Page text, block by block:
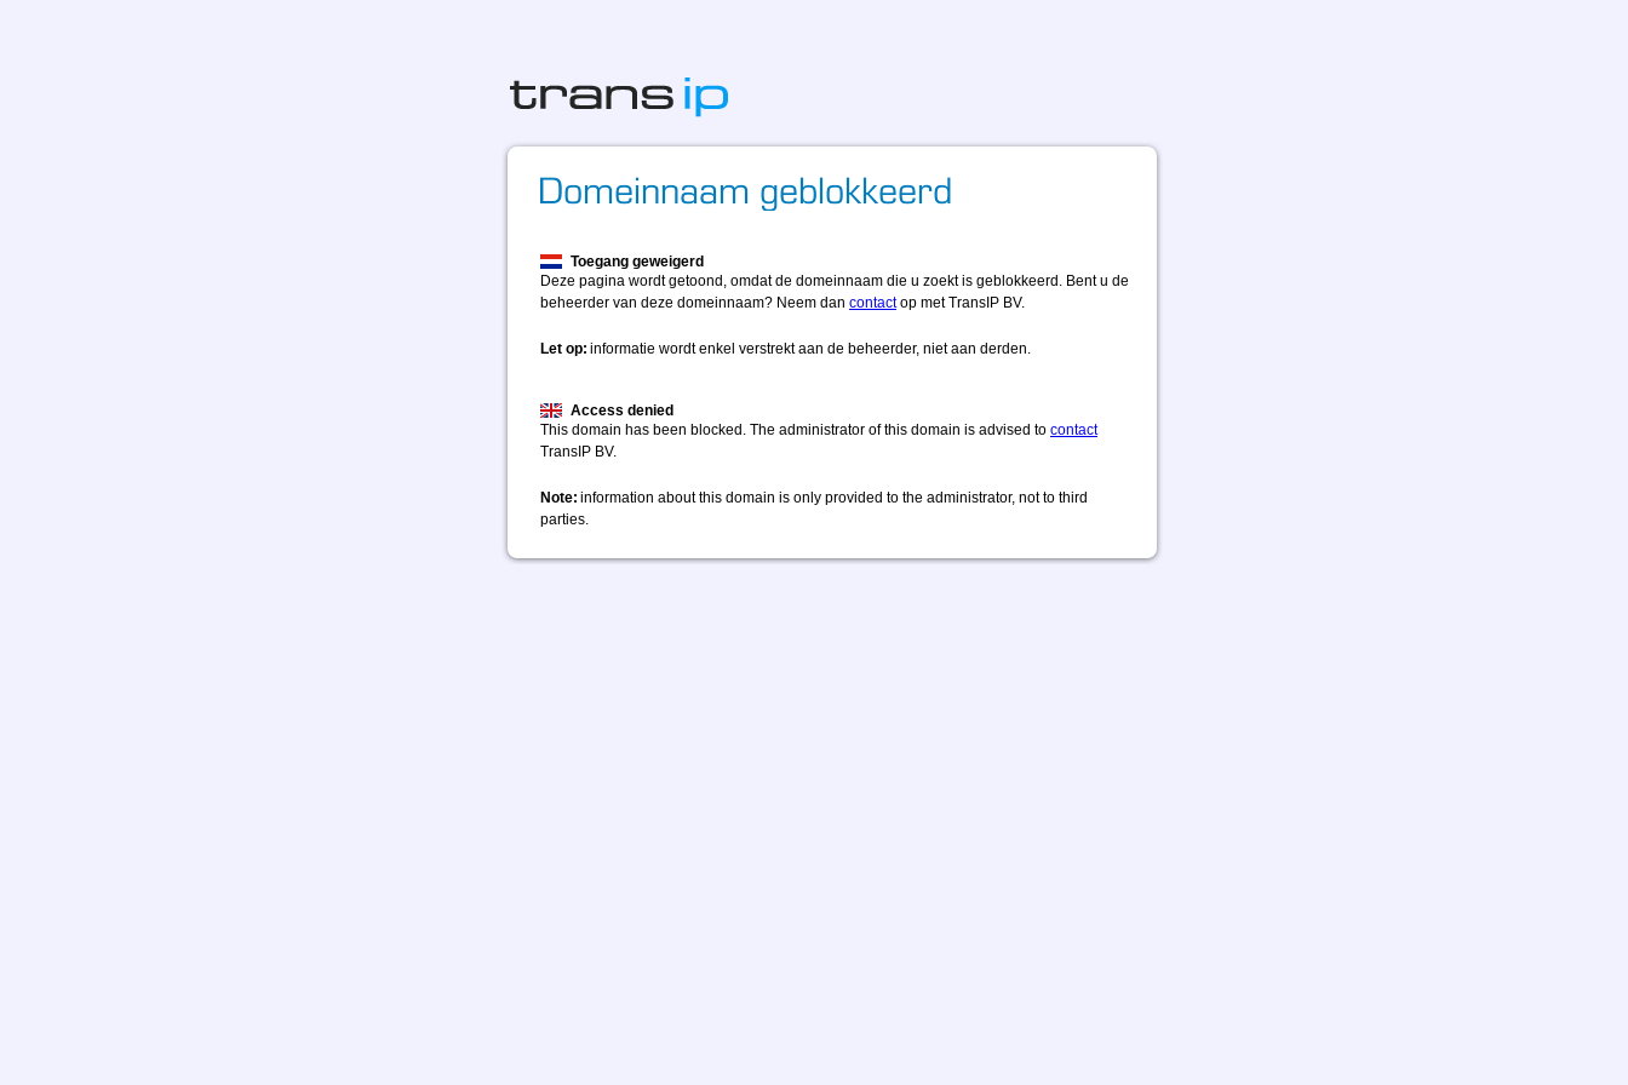
Toegang geweigerd
Deze pagina wordt getoond, omdat de domeinnaam die u zoekt is geblokkeerd. Bent u de
beheerder van deze domeinnaam? Neem dan contactop met TransIP BV.
Let op: informatie wordt enkel verstrekt aan de beheerder, niet aan derden.
Access denied
This domain has been blocked. The administrator of this domain is advised to contact
TransIP BV.
Note: information about this domain is only provided to the administrator, not to third
parties.